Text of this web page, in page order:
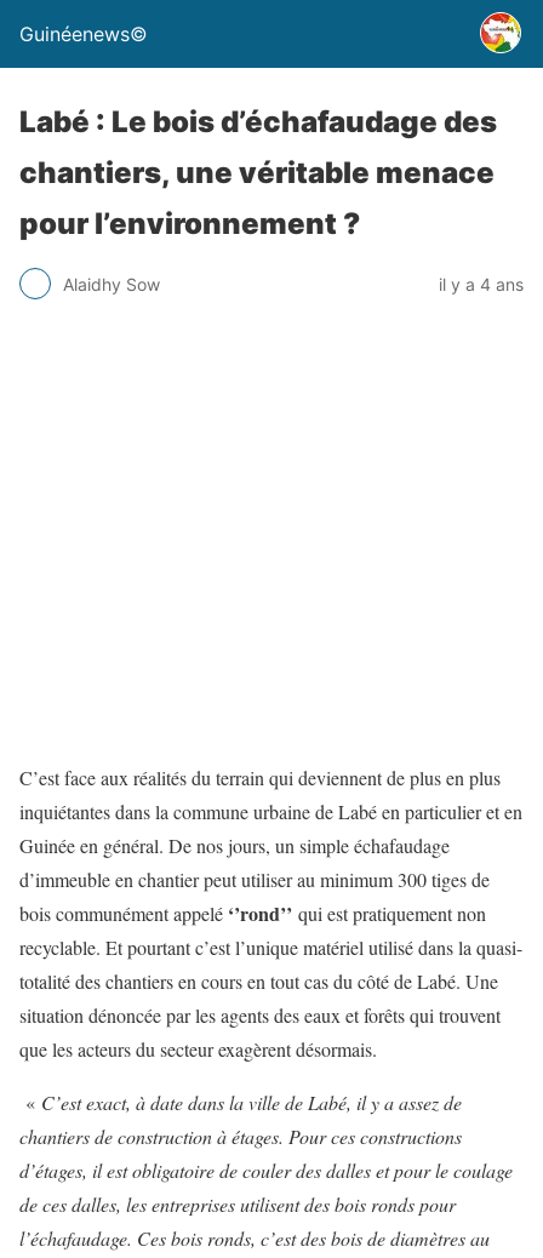
Guinéenews©
Labé : Le bois d’échafaudage des
chantiers, une véritable menace
pour l’environnement ?
Alaidhy Sow il y a 4 ans
C’est face aux réalités du terrain qui deviennent de plus en plus
inquiétantes dans la commune urbaine de Labé en particulier et en
Guinée en général. De nos jours, un simple échafaudage
d’immeuble en chantier peut utiliser au minimum 300 tiges de
bois communément appelé ‘’rond’’ qui est pratiquement non
recyclable. Et pourtant c’est l’unique matériel utilisé dans la quasi-
totalité des chantiers en cours en tout cas du côté de Labé. Une
situation dénoncée par les agents des eaux et forêts qui trouvent
que les acteurs du secteur exagèrent désormais.
« C’est exact, à date dans la ville de Labé, il y a assez de
chantiers de construction à étages. Pour ces constructions
d’étages, il est obligatoire de couler des dalles et pour le coulage
de ces dalles, les entreprises utilisent des bois ronds pour
l’échafaudage. Ces bois ronds, c’est des bois de diamètres au